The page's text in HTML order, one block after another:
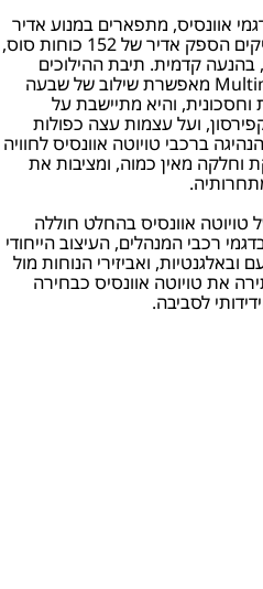
אוונסיס, מתפארים במנוע אדיר
ורב עוצמה בן 1987 סמ"ק, המפיקים הספק אדיר של 152 כוחות סוס,
מומנט של 19.9 קג"מ, בהנעה קדמית. תיבת ההילוכים
הרציפה בעלת פונקצית ה Multimode מאפשרת שילוב של שבעה
וחסכונית, והיא מתיישבת על
ועל עצמות עצה כפולות
ברכבי טויוטה אוונסיס לחוויה
מאין כמוה, ומציבות את
אוונסיס בהחלט חוללה
רכבי המנהלים, העיצוב הייחודי
ובאלגנטיות, ואביזירי הנוחות מול
את טויוטה אוונסיס כבחירה
לסביבה.